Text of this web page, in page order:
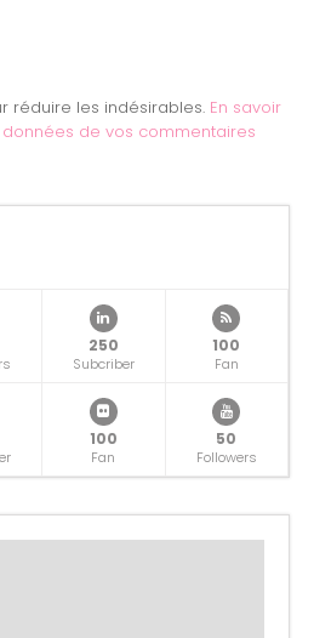
réduire les indésirables. En savoir
de vos commentaires
250
Subcriber
100
Fan
100
Fan
50
Followers